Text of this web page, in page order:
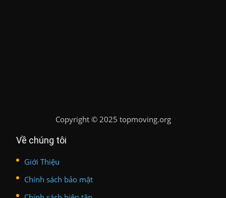
Copyright © 2025 topmoving.org
Về chúng tôi
Giới Thiệu
Chính sách bảo mật